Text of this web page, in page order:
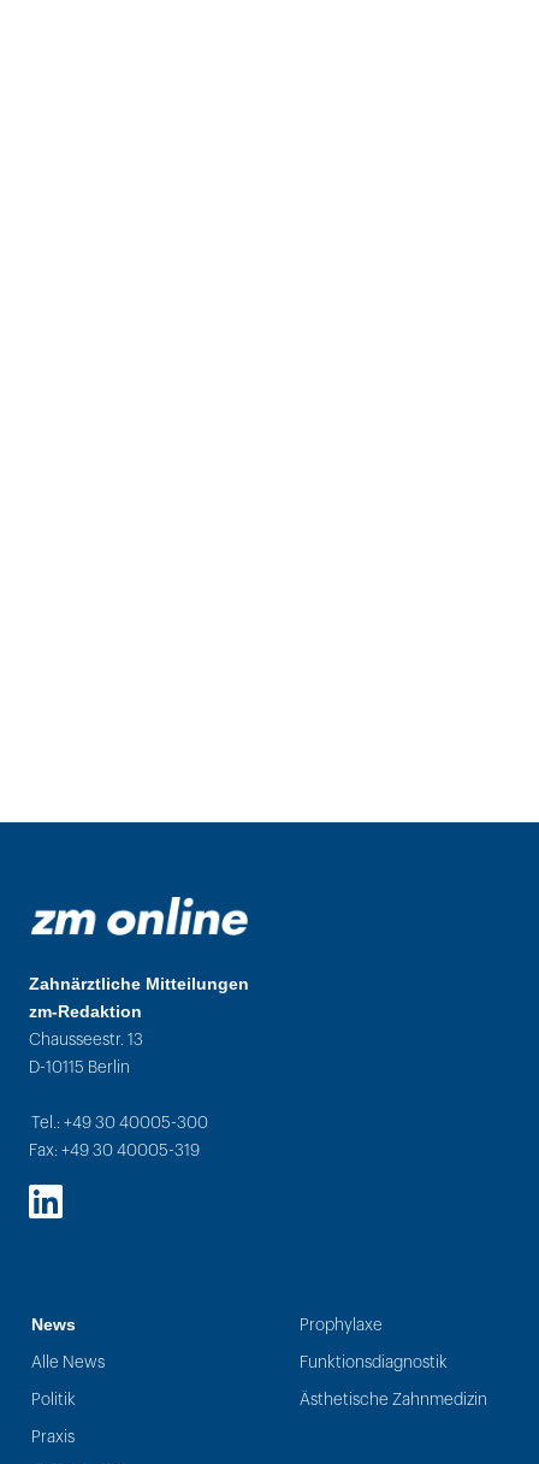
Zahnärztliche Mitteilungen
zm-Redaktion
Chausseestr. 13
D-10115 Berlin
Tel.: +49 30 40005-300
Fax: +49 30 40005-319
LinkedIn
News
Alle News
Politik
Praxis
Prophylaxe
Funktionsdiagnostik
Ästhetische Zahnmedizin